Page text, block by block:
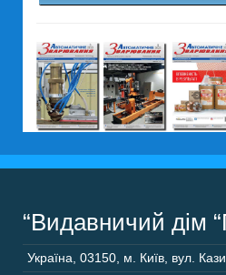
“Видавничий дім
Україна 03150 м. Київ, вул.